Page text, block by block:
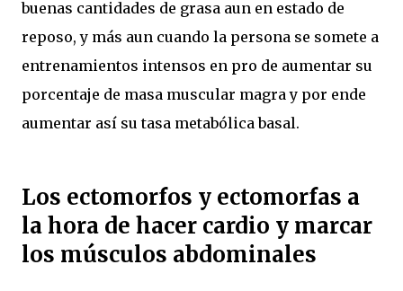
buenas cantidades de grasa aun en estado de
reposo, y más aun cuando la persona se somete a
entrenamientos intensos en pro de aumentar su
porcentaje de masa muscular magra y por ende
aumentar así su tasa metabólica basal.
Los ectomorfos y ectomorfas a
la hora de hacer cardio y marcar
los músculos abdominales